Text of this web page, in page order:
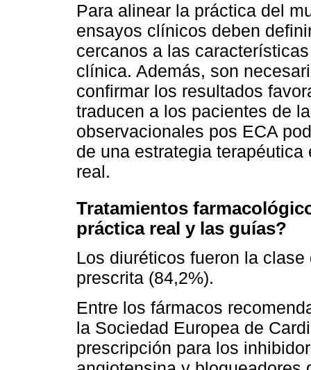
Para alinear la práctica del
ensayos clínicos deben
cercanos a las
clínica. Además, son
confirmar los resultados
traducen a los pacientes de
observacionales pos ECA
de una estrategia
real.
Tratamientos
práctica real y las guías?
Los diuréticos fueron la
prescrita (84,2%).
Entre los fármacos
la Sociedad Europea de
prescripción para los